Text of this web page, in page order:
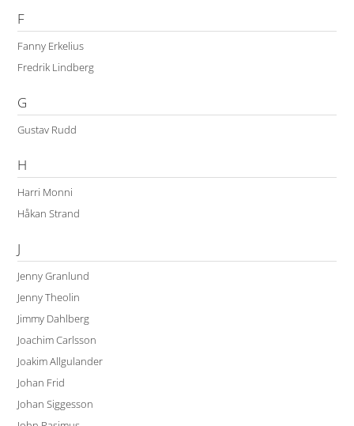
F
Fanny Erkelius
Fredrik Lindberg
G
Gustav Rudd
H
Harri Monni
Håkan Strand
J
Jenny Granlund
Jenny Theolin
Jimmy Dahlberg
Joachim Carlsson
Joakim Allgulander
Johan Frid
Johan Siggesson